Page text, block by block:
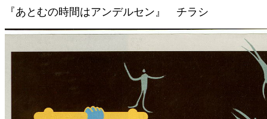
『あとむの時間はアンデルセン』 チラシ